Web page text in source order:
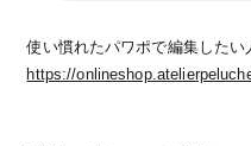
使い慣れたパワポで編集した
https://